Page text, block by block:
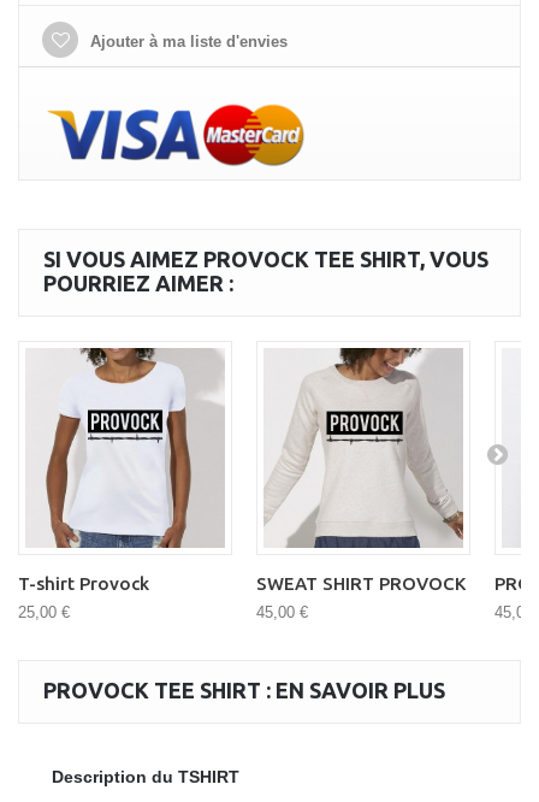
Ajouter à ma liste d'envies
SI VOUS AIMEZ PROVOCK TEE SHIRT, VOUS
POURRIEZ AIMER :
T-shirt Provock
25,00 €
SWEAT SHIRT PROVOCK
45,00 € 45,00
PROVOCK TEE SHIRT : EN SAVOIR PLUS